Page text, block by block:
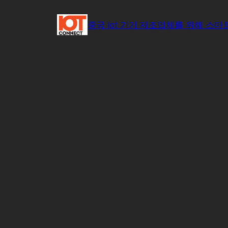
중국 Iot 기기 제조업체를 위해 스마